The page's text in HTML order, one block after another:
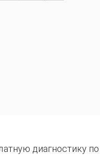
диагностику по